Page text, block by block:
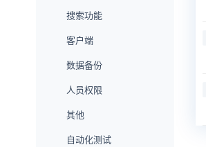
搜索功能
客户端
数据备份
人员权限
其他
自动化测试